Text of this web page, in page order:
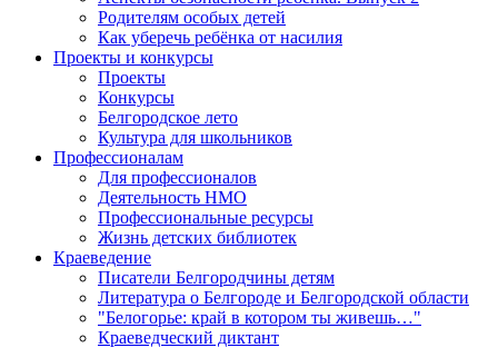
Родителям особых детей
Как уберечь ребёнка от насилия
Проекты и конкурсы
Проекты
Конкурсы
Белгородское лето
Культура для школьников
Профессионалам
Для профессионалов
Деятельность НМО
Профессиональные ресурсы
Жизнь детских библиотек
Краеведение
Писатели Белгородчины детям
Литература о Белгороде и Белгородской области
"Белогорье: край в котором ты живешь…"
Краеведческий диктант